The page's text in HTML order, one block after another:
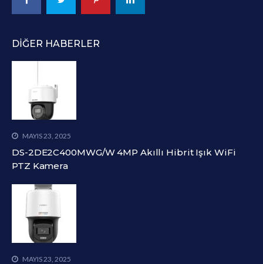
DIĞER HABERLER
MAYIS 23, 2025
DS-2DE2C400MWG/W 4MP Akıllı Hibrit Işık WiFi
PTZ Kamera
MAYIS 23, 2025